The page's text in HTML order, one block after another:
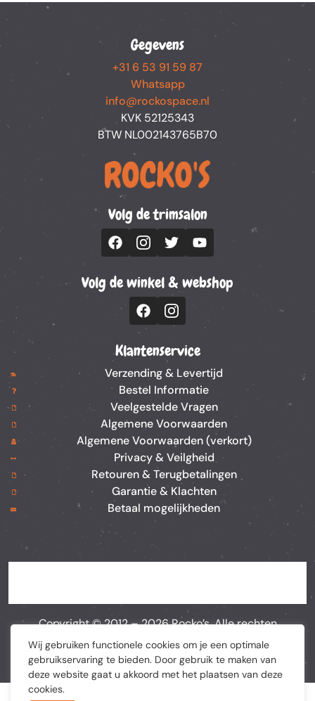
Wij gebruiken functionele cookies om je een optimale
gebruikservaring te bieden. Door gebruik te maken van
deze website gaat u akkoord met het plaatsen van deze
cookies.
Gegevens
+31 6 53 91 59 87
Whatsapp
info@rockospace.nl
KVK 52125343
BTW NL002143765B70
Volg de trimsalon
Volg de winkel & webshop
Klantenservice
Verzending & Levertijd
Bestel Informatie
Veelgestelde Vragen
Algemene Voorwaarden
Algemene Voorwaarden (verkort)
Privacy & Veilgheid
Retouren & Terugbetalingen
Garantie & Klachten
Betaal mogelijkheden
Copyright © 2012 –2026Rocko’s. Alle rechten
voorbehouden. Webshop doorBEWISE Solutions
De waardering van rockosplace.nl/ bij